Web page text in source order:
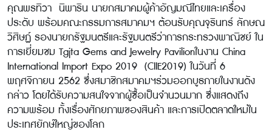
คุณพรทิวา นิพาริน นายกสมาคมผู้ค้าอัญมณีไทยและเครื่อง
ประดับ พร้อมคณะกรรมการสมาคมฯ ต้อนรับคุณจุรินทร์ ลักษณ
วิศิษฏ์ รองนายกรัฐมนตรีและรัฐมนตรีว่าการกระทรวงพาณิชย์ ใน
การเยี่ยมชม Tgjta Gems and Jewelry Pavilionในงาน China
International Import Expo 2019 (CIIE2019) ในวันที่ 6
พฤศจิกายน 2562 ซึ่งสมาชิกสมาคมฯร่วมออกบูธภายในงานดัง
กล่าว โดยได้รับความสนใจจากผู้ซื้อเป็นจำนวนมาก ซึ่งแสดงถึง
ความพร้อม ทั้งเรื่องศักยภาพของสินค้า และการเปิดตลาดใหม่ใน
ประเทศยักษ์ใหญ่ของโลก